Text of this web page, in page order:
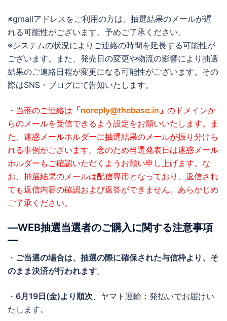
※gmailアドレスをご利用の方は、抽選結果のメールが遅
れる可能性がございます。予めご了承ください。
※システムの状況によりご連絡の時間を延長する可能性が
ございます。また、発売日の変更や物流の影響により抽選
結果のご連絡日程が変更になる可能性がございます。その
際はSNS・ブログにて告知いたします。
・当落のご連絡は 「noreply@thebase.in 」 のドメインか
らのメールを受信できるよう設定をお願いいたします。
ま
た、迷惑メールホルダーに抽選結果のメールが振り分けら
れる事例がございます。念のため当選発表日は迷惑メール
ホルダーもご確認いただくようお願い申し上げます。 な
お、抽選結果のメールは配信専用となっており、返信され
ても返信内容の確認および返答ができません。あらかじめ
ご了承ください。
―WEB抽選当選者のご購入に関する注意事項
―
・ ご当選の場合は、抽選の際に確保された与信枠より、そ
のまま決済が行われます。
・ 6月19日(金)より順次、ヤマト運輸：発払いでお届けい
たします。